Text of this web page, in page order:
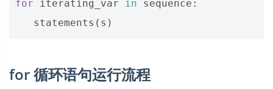
for iterating_var in sequence :
statements ( s )
for 循环语句运行流程